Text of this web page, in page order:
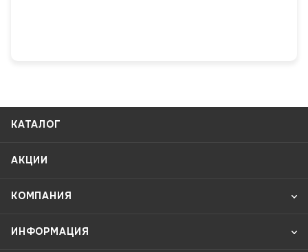
КАТАЛОГ
АКЦИИ
КОМПАНИЯ
ИНФОРМАЦИЯ